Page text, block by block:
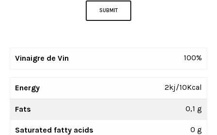
Vinaigre de Vin 100%
Energy 2kj/10Kcal
Fats 0,1 g
Saturated fatty acids 0 g